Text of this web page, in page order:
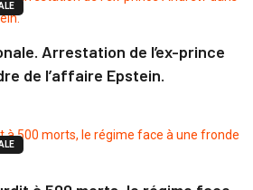
Arrestation de l’ex-prince
de l’affaire Epstein.